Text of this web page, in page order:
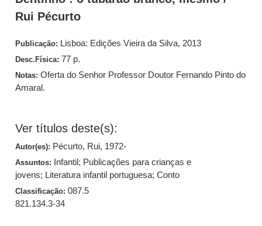
Rui Pécurto
Publicação: Lisboa: Edições Vieira da Silva, 2013
Desc.Física: 77 p.
Notas:Oferta do Senhor Professor Doutor Fernando Pinto do
Amaral.
Ver títulos deste(s):
Autor(es): Pécurto, Rui, 1972-
Assuntos: Infantil; Publicações para crianças e
jovens; Literatura infantil portuguesa;Conto
Classificação:087.5
821.134.3-34